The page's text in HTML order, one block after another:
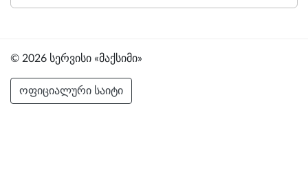
© 2026 სერვისი «მაქსიმი»
ოფიციალური საიტი